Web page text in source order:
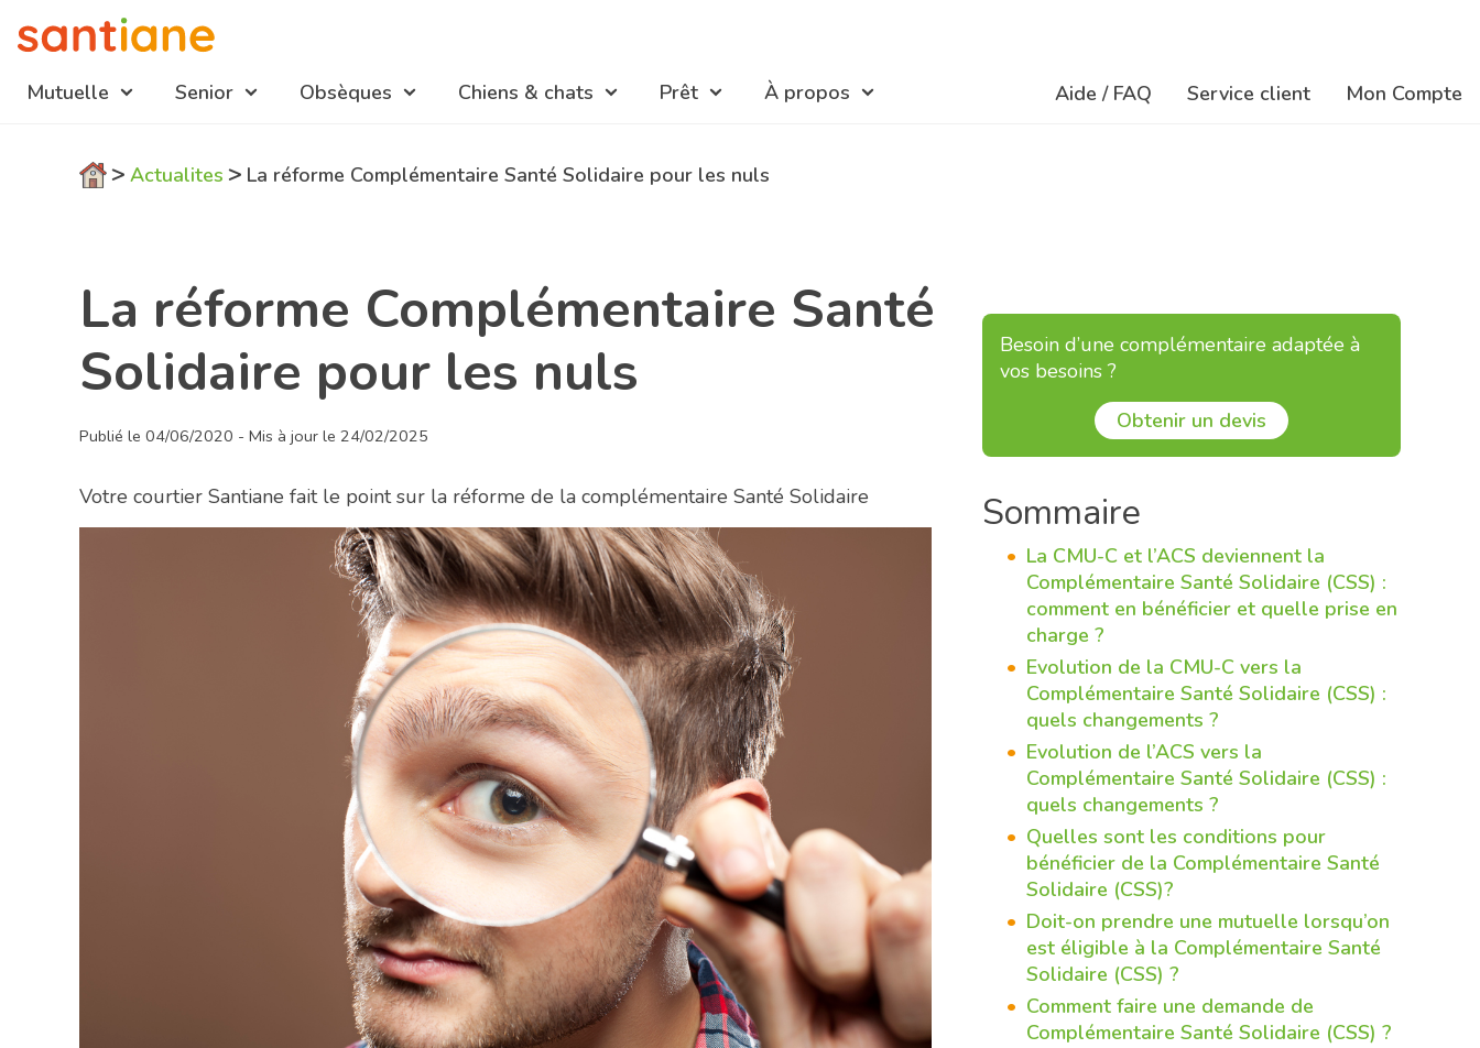
Navigation
Mutuelle Senior Obsèques Chiens & chats Prêt À propos Aide / FAQ Service client Mon Compte
> Actualites > La réforme Complémentaire Santé Solidaire pour les nuls
La réforme Complémentaire Santé
Solidaire pour les nuls
Publié le 04/06/2020 - Mis à jour le 24/02/2025
Votre courtier Santiane fait le point sur la réforme de la complémentaire Santé Solidaire
Besoin d’une complémentaire adaptée à
vos besoins ?
Obtenir un devis
Sommaire
La CMU-C et l’ACS deviennent la
Complémentaire Santé Solidaire (CSS) :
comment en bénéficier et quelle prise en
charge ?
Evolution de la CMU-C vers la
Complémentaire Santé Solidaire (CSS) :
quels changements ?
Evolution de l’ACS vers la
Complémentaire Santé Solidaire (CSS) :
quels changements ?
Quelles sont les conditions pour
bénéficier de la Complémentaire Santé
Solidaire (CSS)?
Doit-on prendre une mutuelle lorsqu’on
est éligible à la Complémentaire Santé
Solidaire (CSS) ?
Comment faire une demande de
Complémentaire Santé Solidaire (CSS) ?